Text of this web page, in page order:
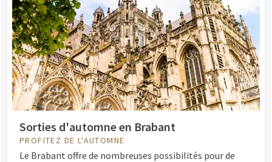
Sorties d'automne en Brabant
PROFITEZ DE L'AUTOMNE
Le Brabant offre de nombreuses possibilités pour de